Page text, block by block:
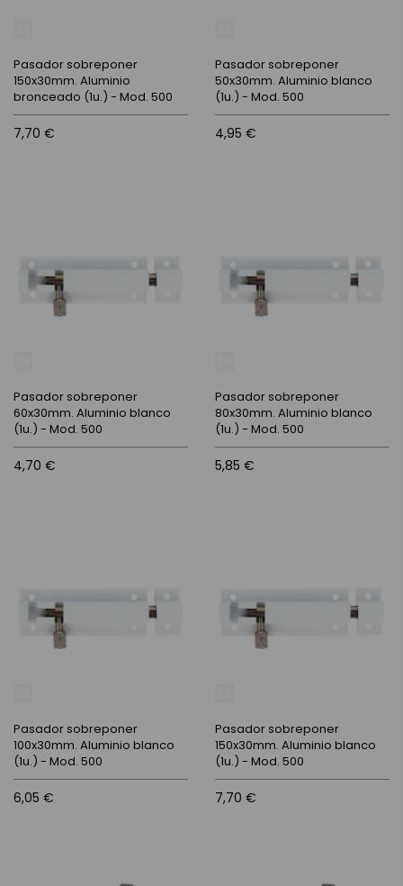
Pasador sobreponer
150x30mm. Aluminio
bronceado (1u.) - Mod. 500
7,70 €
Pasador sobreponer
50x30mm. Aluminio blanco
(1u.) - Mod. 500
4,95 €
Pasador sobreponer
60x30mm. Aluminio blanco
(1u.) - Mod. 500
4,70 €
Pasador sobreponer
80x30mm. Aluminio blanco
(1u.) - Mod. 500
5,85 €
Pasador sobreponer
100x30mm. Aluminio blanco
(1u.) - Mod. 500
6,05 €
Pasador sobreponer
150x30mm. Aluminio blanco
(1u.) - Mod. 500
7,70 €